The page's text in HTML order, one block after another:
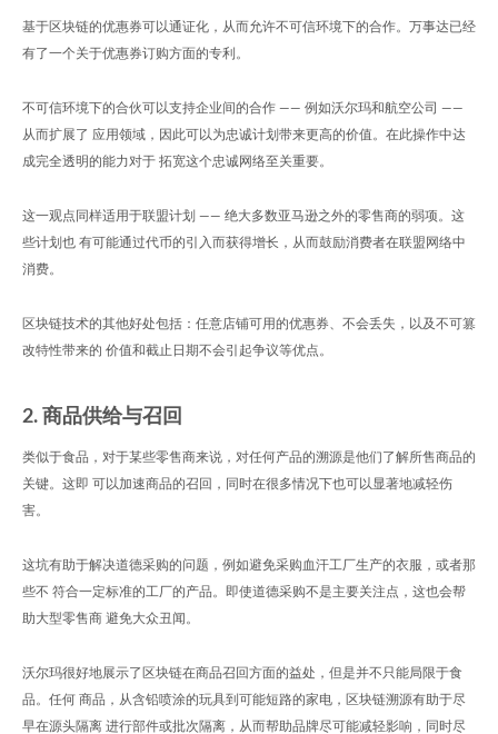
基于区块链的优惠券可以通证化，从而允许不可信环境下的合作。万事达已经
有了一个关于优惠券订购方面的专利。
不可信环境下的合伙可以支持企业间的合作 —— 例如沃尔玛和航空公司 ——
从而扩展了 应用领域，因此可以为忠诚计划带来更高的价值。在此操作中达
成完全透明的能力对于 拓宽这个忠诚网络至关重要。
这一观点同样适用于联盟计划 —— 绝大多数亚马逊之外的零售商的弱项。这
些计划也 有可能通过代币的引入而获得增长，从而鼓励消费者在联盟网络中
消费。
区块链技术的其他好处包括：任意店铺可用的优惠券、不会丢失，以及不可篡
改特性带来的 价值和截止日期不会引起争议等优点。
2. 商品供给与召回
类似于食品，对于某些零售商来说，对任何产品的溯源是他们了解所售商品的
关键。这即 可以加速商品的召回，同时在很多情况下也可以显著地减轻伤
害。
这坑有助于解决道德采购的问题，例如避免采购血汗工厂生产的衣服，或者那
些不 符合一定标准的工厂的产品。即使道德采购不是主要关注点，这也会帮
助大型零售商 避免大众丑闻。
沃尔玛很好地展示了区块链在商品召回方面的益处，但是并不只能局限于食
品。任何 商品，从含铅喷涂的玩具到可能短路的家电，区块链溯源有助于尽
早在源头隔离 进行部件或批次隔离，从而帮助品牌尽可能减轻影响，同时尽